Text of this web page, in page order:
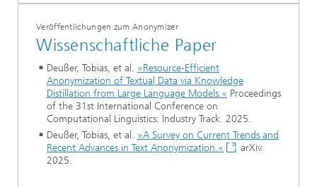
Veröffentlichungen zum Anonymizer
Wissenschaftliche Paper
Deußer, Tobias, et al. »Resource-Efficient
Anonymization of Textual Data via Knowledge
Distillation from Large Language Models.« Proceedings
of the 31st International Conference on
Computational Linguistics: Industry Track. 2025.
Deußer, Tobias, et al. »A Survey on Current Trends and
Recent Advances in Text Anonymization.«
arXiv.
2025.